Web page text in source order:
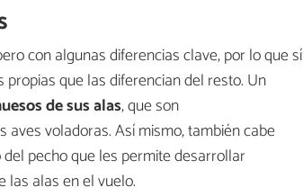
con algunas diferencias clave, por lo que sí
que las diferencian del resto. Un
de sus alas, que son
voladoras. Así mismo, también cabe
del pecho que les permite desarrollar
las alas en el vuelo.